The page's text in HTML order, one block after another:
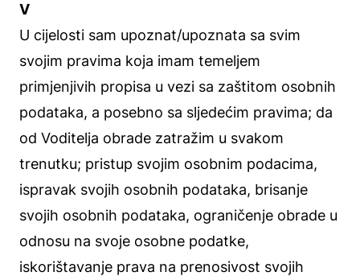
V
U cijelosti sam upoznat/upoznata sa svim
svojim pravima koja imam temeljem
primjenjivih propisa u vezi sa zaštitom osobnih
podataka, a posebno sa sljedećim pravima; da
od Voditelja obrade zatražim u svakom
trenutku; pristup svojim osobnim podacima,
ispravak svojih osobnih podataka, brisanje
svojih osobnih podataka, ograničenje obrade u
odnosu na svoje osobne podatke,
iskorištavanje prava na prenosivost svojih